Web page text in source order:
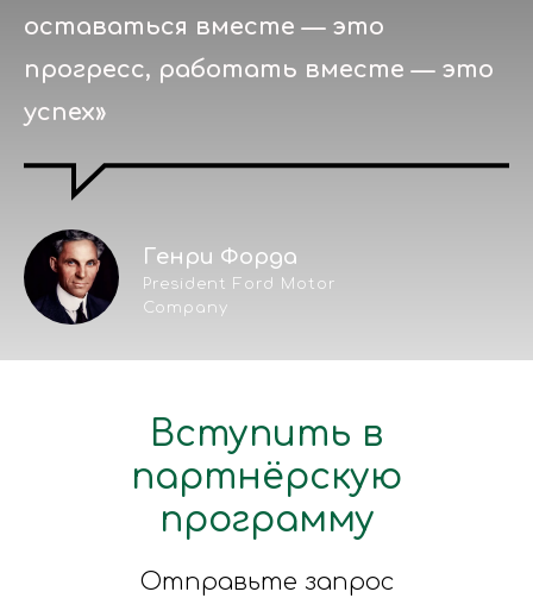
оставаться вместе — это
прогресс, работать вместе — это
успех»
Генри Форда
President Ford Motor
Company
Вступить в
партнёрскую
программу
Отправьте запрос